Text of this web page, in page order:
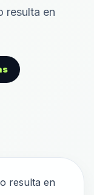
resulta en
resulta en